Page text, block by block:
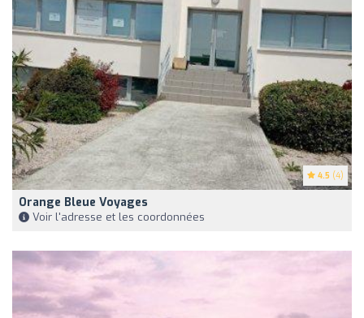
4.5 (4)
Orange Bleue Voyages
Voir l'adresse et les coordonnées